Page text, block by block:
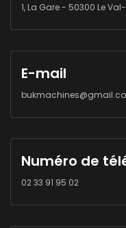
1, La Gare - 50300 Le
E-mail
Numéro de
02 33 91 95 02